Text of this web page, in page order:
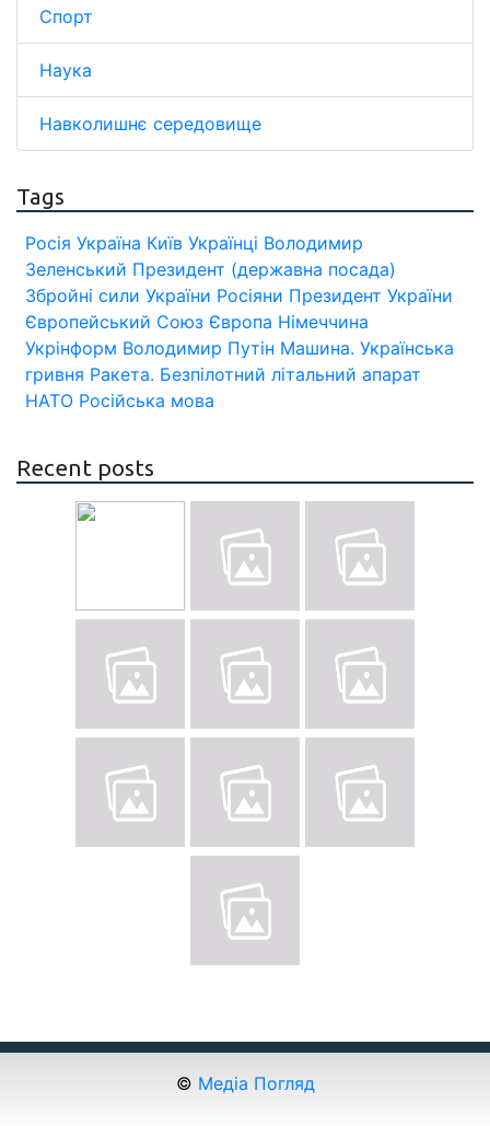
Спорт
Наука
Навколишнє середовище
Tags
Росія Україна Київ Українці Володимир
Зеленський Президент (державна посада)
Збройні сили України Росіяни Президент України
Європейський Союз Європа Німеччина
Укрінформ Володимир Путін Машина. Українська
гривня Ракета. Безпілотний літальний апарат
НАТО Російська мова
Recent posts
© Медіа Погляд